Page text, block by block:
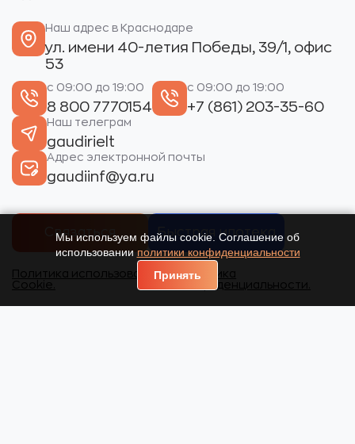
Наш адрес в Краснодаре
ул. имени 40-летия Победы, 39/1, офис
53
с 09:00 до 19:00
8 800 7770154
с 09:00 до 19:00
+7 (861) 203-35-60
Наш телеграм
gaudirielt
Адрес электронной почты
gaudiinf@ya.ru
Связаться Быстрая ипотека
Политика использования
Cookie.
Политика
конфиденциальности.
Мы используем файлы cookie. Соглашение об
использовании политики конфиденциальности
Принять